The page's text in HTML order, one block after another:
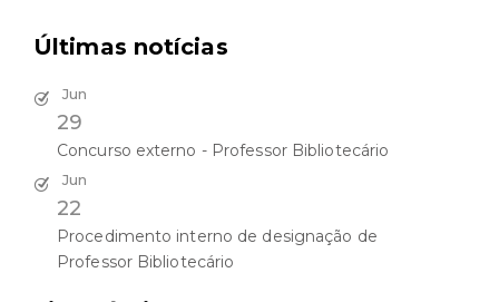
Últimas notícias
Jun
29
Concurso externo - Professor Bibliotecário
Jun
22
Procedimento interno de designação de
Professor Bibliotecário